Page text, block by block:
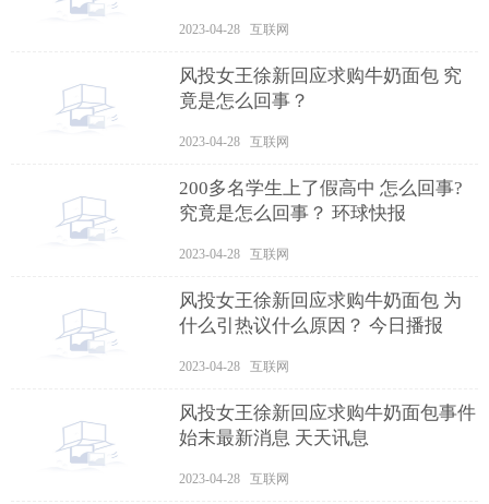
2023-04-28 互联网
风投女王徐新回应求购牛奶面包 究
竟是怎么回事？
2023-04-28 互联网
200多名学生上了假高中 怎么回事?
究竟是怎么回事？ 环球快报
2023-04-28 互联网
风投女王徐新回应求购牛奶面包 为
什么引热议什么原因？ 今日播报
2023-04-28 互联网
风投女王徐新回应求购牛奶面包事件
始末最新消息 天天讯息
2023-04-28 互联网